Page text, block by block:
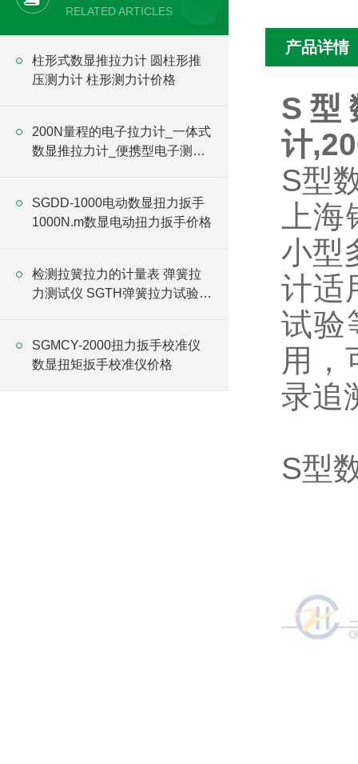
RELATED ARTICLES
柱形式数显推拉力计 圆柱形推
压测力计 柱形测力计价格
200N量程的电子拉力计_一体式
数显推拉力计_便携型电子测力
SGDD-1000电动数显扭力扳手
1000N.m数显电动扭力扳手价格
检测拉簧拉力的计量表 弹簧拉
力测试仪 SGTH弹簧拉力试验仪
SGMCY-2000扭力扳手校准仪
数显扭矩扳手校准仪价格
产品详情
S型
计
S型
上
小型
计适
试验
用，
录追
S型